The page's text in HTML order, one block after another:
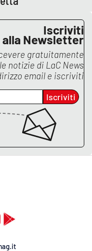
Iscriviti
alla Newsletter
gratuitamente
notizie di LaC News
email e iscriviti
Iscriviti